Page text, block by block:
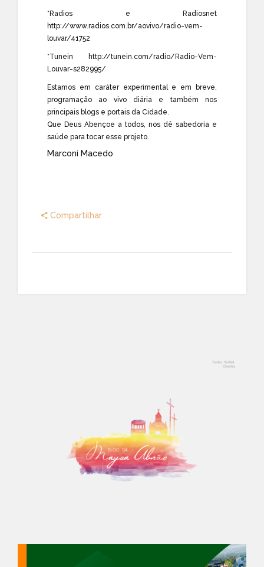
*Radios e Radiosnet
http://www.radios.com.br/aovivo/radio-vem-
louvar/41752
*Tunein
http://tunein.com/radio/Radio-Vem-
Louvar-s282995/
Estamos em caráter experimental e em breve,
programação ao vivo diária e também nos
principais blogs e portais da Cidade.
Que Deus Abençoe a todos, nos dê sabedoria e
saúde para tocar esse projeto.
Marconi Macedo
Compartilhar